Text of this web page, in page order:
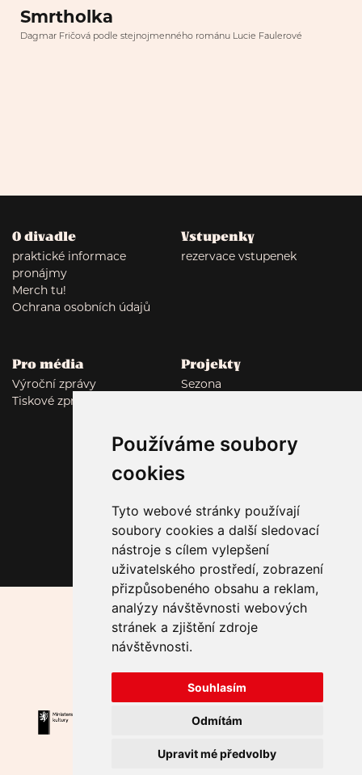
Používáme soubory
cookies
Tyto webové stránky používají
soubory cookies a další sledovací
nástroje s cílem vylepšení
uživatelského prostředí, zobrazení
přizpůsobeného obsahu a reklam,
analýzy návštěvnosti webových
stránek a zjištění zdroje
návštěvnosti.
Souhlasím
Odmítám
Upravit mé předvolby
Smrtholka
Dagmar Fričová podle stejnojmenného románu Lucie Faulerové
O divadle
praktické informace
pronájmy
Merch tu!
Ochrana osobních údajů
Vstupenky
rezervace vstupenek
Pro média
Výroční zprávy
Tiskové zprávy
Projekty
Sezona
Fade in Rubín
Malostranský dekameron
Lockwood
Sledujte nás
Hlavní mediální partner:
Za podpory HMP částkou 1 800 000 Kč.
Partneři: